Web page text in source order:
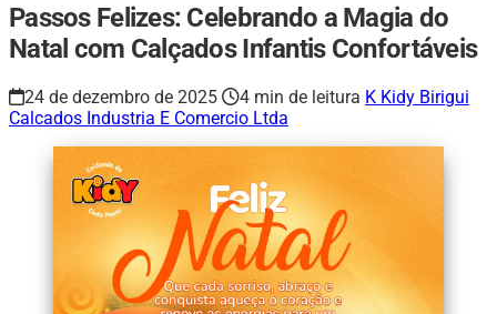
Passos Felizes: Celebrando a Magia do
Natal com Calçados Infantis Confortáveis
24 de dezembro de 2025 4 min de leitura K Kidy Birigui
Calcados Industria E Comercio Ltda